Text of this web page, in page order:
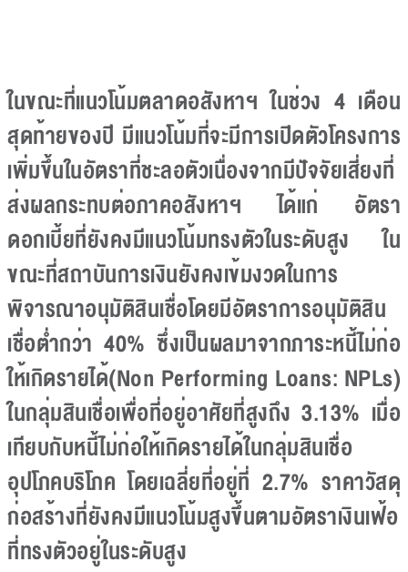
ในขณะที่แนวโน้มตลาดอสังหาฯ ในช่วง 4 เดือน
สุดท้ายของปี มีแนวโน้มที่จะมีการเปิดตัวโครงการ
เพิ่มขึ้นในอัตราที่ชะลอตัวเนื่องจากมีปัจจัยเสี่ยงที่
ส่งผลกระทบต่อภาคอสังหาฯ ได้แก่ อัตรา
ดอกเบี้ยที่ยังคงมีแนวโน้มทรงตัวในระดับสูง ใน
ขณะที่สถาบันการเงินยังคงเข้มงวดในการ
พิจารณาอนุมัติสินเชื่อโดยมีอัตราการอนุมัติสิน
เชื่อต่ำกว่า 40% ซึ่งเป็นผลมาจากภาระหนี้ไม่ก่อ
ให้เกิดรายได้(Non Performing Loans: NPLs)
ในกลุ่มสินเชื่อเพื่อที่อยู่อาศัยที่สูงถึง 3.13% เมื่อ
เทียบกับหนี้ไม่ก่อให้เกิดรายได้ในกลุ่มสินเชื่อ
อุปโภคบริโภค โดยเฉลี่ยที่อยู่ที่ 2.7% ราคาวัสดุ
ก่อสร้างที่ยังคงมีแนวโน้มสูงขึ้นตามอัตราเงินเฟ้อ
ที่ทรงตัวอยู่ในระดับสูง